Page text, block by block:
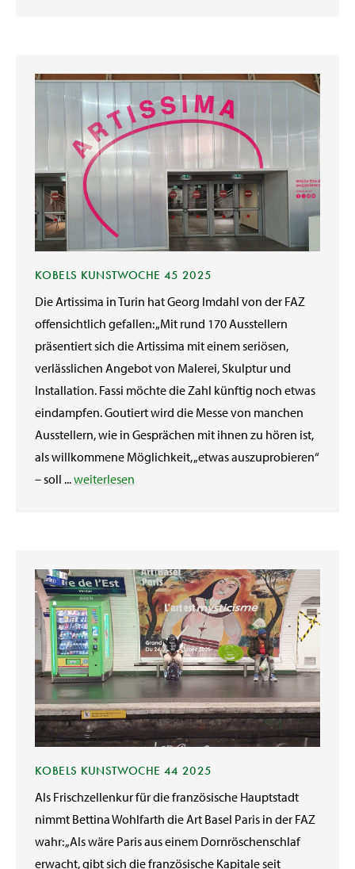
KOBELS KUNSTWOCHE 45 2025
Die Artissima in Turin hat Georg Imdahl von der FAZ
offensichtlich gefallen: „Mit rund 170 Ausstellern
präsentiert sich die Artissima mit einem seriösen,
verlässlichen Angebot von Malerei, Skulptur und
Installation. Fassi möchte die Zahl künftig noch etwas
eindampfen. Goutiert wird die Messe von manchen
Ausstellern, wie in Gesprächen mit ihnen zu hören ist,
als willkommene Möglichkeit, „etwas auszuprobieren“
– soll ...weiterlesen
KOBELS KUNSTWOCHE 44 2025
Als Frischzellenkur für die französische Hauptstadt
nimmt Bettina Wohlfarth die Art Basel Paris in der FAZ
wahr: „Als wäre Paris aus einem Dornröschenschlaf
erwacht, gibt sich die französische Kapitale seit